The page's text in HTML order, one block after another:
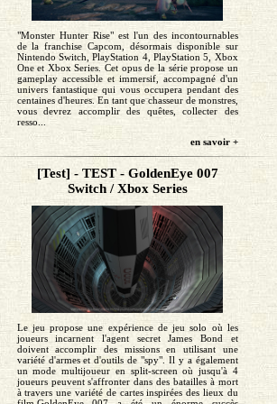
"Monster Hunter Rise" est l'un des incontournables
de la franchise Capcom, désormais disponible sur
Nintendo Switch, PlayStation 4, PlayStation 5, Xbox
One et Xbox Series. Cet opus de la série propose un
gameplay accessible et immersif, accompagné d'un
univers fantastique qui vous occupera pendant des
centaines d'heures. En tant que chasseur de monstres,
vous devrez accomplir des quêtes, collecter des
resso...
en savoir +
[Test] - TEST - GoldenEye 007
Switch / Xbox Series
Le jeu propose une expérience de jeu solo où les
joueurs incarnent l'agent secret James Bond et
doivent accomplir des missions en utilisant une
variété d'armes et d'outils de "spy". Il y a également
un mode multijoueur en split-screen où jusqu'à 4
joueurs peuvent s'affronter dans des batailles à mort
à travers une variété de cartes inspirées des lieux du